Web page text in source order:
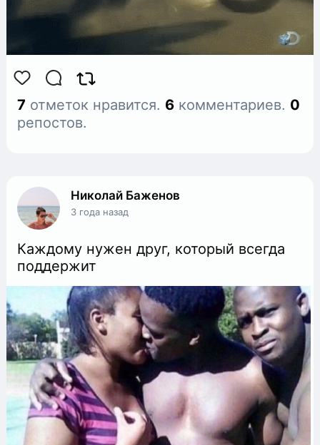
7 отметок нравится. 6 комментариев. 0
репостов.
Николай Баженов
3 года назад
Каждому нужен друг, который всегда
поддержит